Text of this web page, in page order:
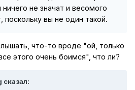
не значат и весомого
вы не один такой.
что-то вроде "ой, только
этого очень боимся", что ли?
сказал: